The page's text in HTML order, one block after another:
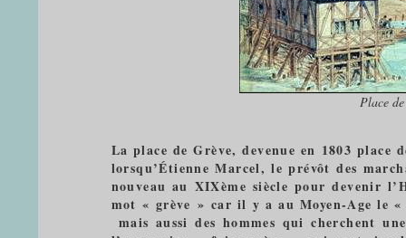
Place
La place de Grève, devenue en 1803
lorsqu’Étienne Marcel, le prévôt des
nouveau au XIXème siècle pour devenir
mot « grève » car il y a au Moyen-Age le
mais aussi des hommes qui cherchent